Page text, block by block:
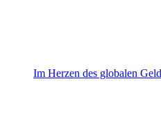
Im Herzen des globalen